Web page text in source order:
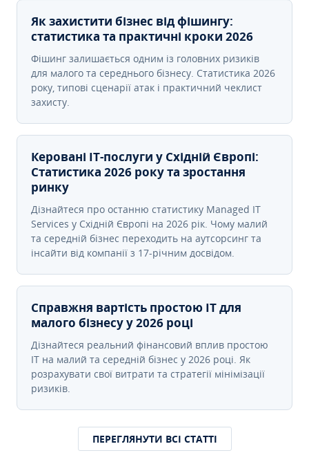
Як захистити бізнес від фішингу:
статистика та практичні кроки 2026
Фішинг залишається одним із головних ризиків
для малого та середнього бізнесу. Статистика 2026
року, типові сценарії атак і практичний чеклист
захисту.
Керовані ІТ-послуги у Східній Європі:
Статистика 2026 року та зростання
ринку
Дізнайтеся про останню статистику Managed IT
Services у Східній Європі на 2026 рік. Чому малий
та середній бізнес переходить на аутсорсинг та
інсайти від компанії з 17-річним досвідом.
Справжня вартість простою IT для
малого бізнесу у 2026 році
Дізнайтеся реальний фінансовий вплив простою
IT на малий та середній бізнес у 2026 році. Як
розрахувати свої витрати та стратегії мінімізації
ризиків.
ПЕРЕГЛЯНУТИ ВСІ СТАТТІ